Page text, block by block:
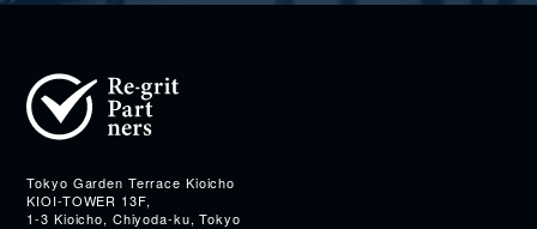
Tokyo Garden Terrace Kioicho
KIOI-TOWER 13F,
1-3 Kioicho, Chiyoda-ku, Tokyo